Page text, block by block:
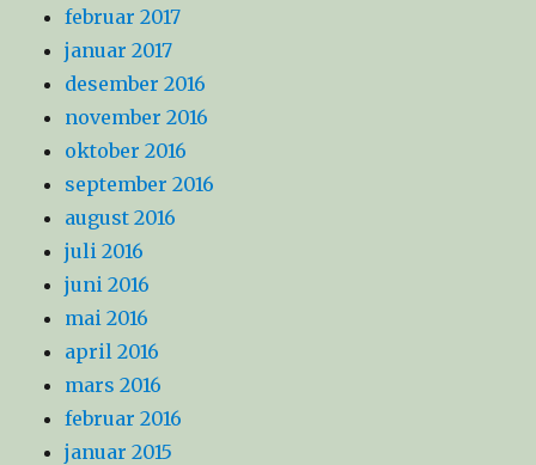
februar 2017
januar 2017
desember 2016
november 2016
oktober 2016
september 2016
august 2016
juli 2016
juni 2016
mai 2016
april 2016
mars 2016
februar 2016
januar 2015